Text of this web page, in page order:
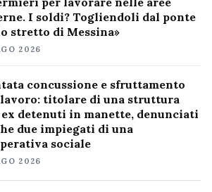
I soldi? Togliendoli dal ponte
stretto di Messina»
2026
concussione e sfruttamento
titolare di una struttura
ex detenuti in manette, denunciati
due impiegati di una
sociale
2026